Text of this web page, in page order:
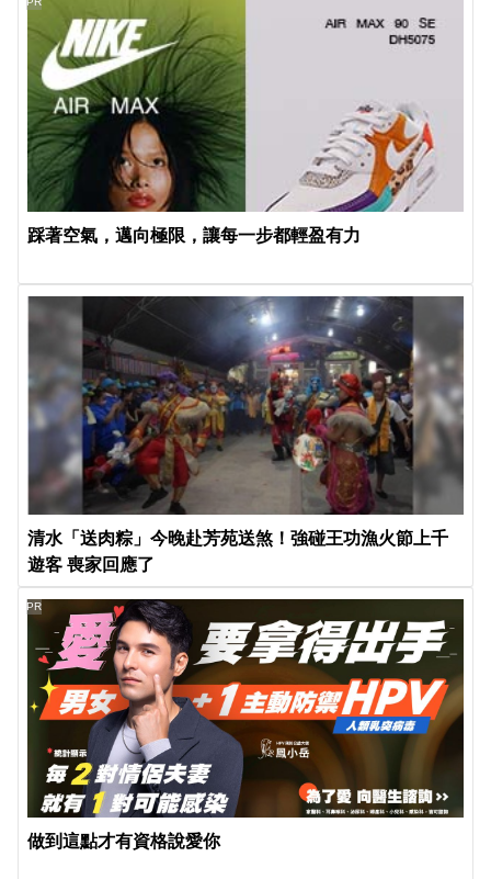
踩著空氣，邁向極限，讓每一步都輕盈有力
清水「送肉粽」今晚赴芳苑送煞！強碰王功漁火節上千
遊客 喪家回應了
做到這點才有資格說愛你
PR